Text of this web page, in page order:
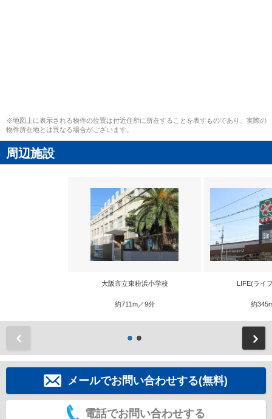
※地図上に表示される物件の位置は付近住所に所在することを表すものであり、実際の
物件所在地とは異なる場合がございます。
周辺施設
大阪市立東粉浜小学校
約711m／9分
LIFE(ライ
約
メールでお問い合わせする(無料)
電話でお問い合わせする